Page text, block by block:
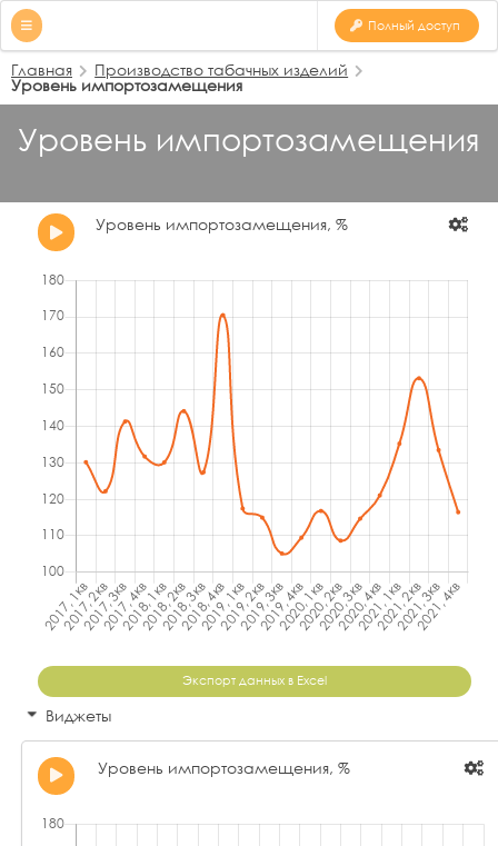
Полный доступ
Главная Производство табачных изделий
Уровень импортозамещения
Уровень импортозамещения
Уровень импортозамещения, %
Экспорт данных в Excel
Виджеты
Уровень импортозамещения, %